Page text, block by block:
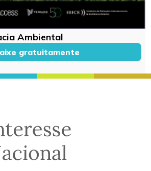
Ambiental
gratuitamente